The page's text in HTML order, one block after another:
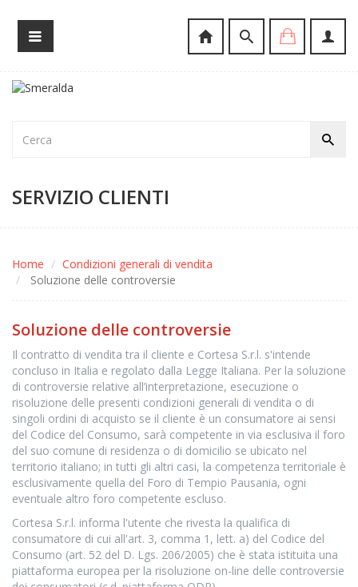
SERVIZIO CLIENTI
Home
Condizioni generali di vendita
Soluzione delle controversie
Soluzione delle controversie
Il contratto di vendita tra il cliente e Cortesa S.r.l. s'intende
concluso in Italia e regolato dalla Legge Italiana. Per la soluzione
di controversie relative all’interpretazione, esecuzione o
risoluzione delle presenti condizioni generali di vendita o di
singoli ordini di acquisto se il cliente è un consumatore ai sensi
del Codice del Consumo, sarà competente in via esclusiva il foro
del suo comune di residenza o di domicilio se ubicato nel
territorio italiano; in tutti gli altri casi, la competenza territoriale è
esclusivamente quella del Foro di Tempio Pausania, ogni
eventuale altro foro competente escluso.
Cortesa S.r.l. informa l'utente che rivesta la qualifica di
consumatore di cui all'art. 3, comma 1, lett. a) del Codice del
Consumo (art. 52 del D. Lgs. 206/2005) che è stata istituita una
piattaforma europea per la risoluzione on-line delle controversie